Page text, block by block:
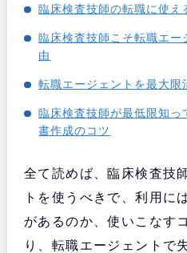
臨床検査技師の転職に使え
臨床検査技師こそ転職エ
由
転職エージェントを最大限
臨床検査技師が最低限知
書作成のコツ
全て読めば、臨床検査技
トを使うべきで、利用に
があるのか、使いこなす
り、転職エージェントで